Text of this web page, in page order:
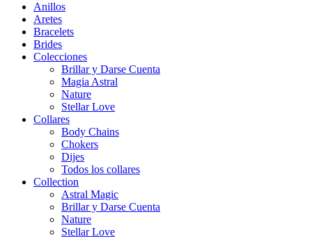
Anillos
Aretes
Bracelets
Brides
Colecciones
Brillar y Darse Cuenta
Magia Astral
Nature
Stellar Love
Collares
Body Chains
Chokers
Dijes
Todos los collares
Collection
Astral Magic
Brillar y Darse Cuenta
Nature
Stellar Love